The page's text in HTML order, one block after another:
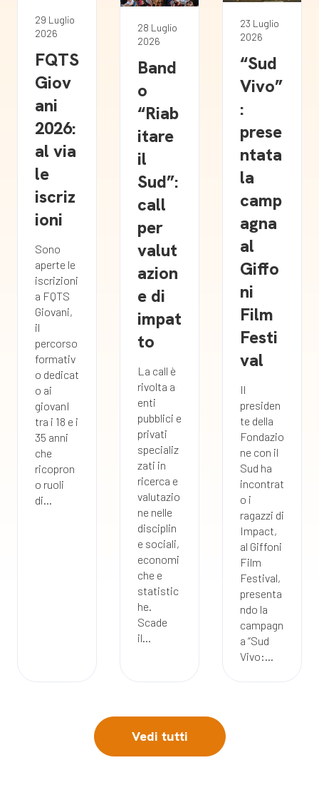
29 Luglio
2026
FQTS
Giov
ani
2026:
al via
le
iscriz
ioni
Sono
aperte le
iscrizioni
a FQTS
Giovani,
il
percorso
formativ
o dedicat
o ai
giovanI
tra i 18 e i
35 anni
che
ricopron
o ruoli
di...
28 Luglio
2026
Band
o
“Riab
itare
il
Sud”:
call
per
valut
azion
e di
impat
to
La call è
rivolta a
enti
pubblici e
privati
specializ
zati in
ricerca e
valutazio
ne nelle
disciplin
e sociali,
economi
che e
statistic
he.
Scade
il...
23 Luglio
2026
“Sud
Vivo”
:
prese
ntata
la
camp
agna
al
Giffo
ni
Film
Festi
val
Il
presiden
te della
Fondazio
ne con il
Sud ha
incontrat
o i
ragazzi di
Impact,
al Giffoni
Film
Festival,
presenta
ndo la
campagn
a “Sud
Vivo:...
Vedi tutti